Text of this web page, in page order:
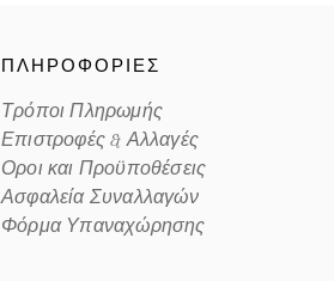
ΠΛΗΡΟΦΟΡΙΕΣ
Τρόποι Πληρωμής
Επιστροφές & Αλλαγές
Οροι και Προϋποθέσεις
Ασφαλεία Συναλλαγών
Φόρμα Υπαναχώρησης